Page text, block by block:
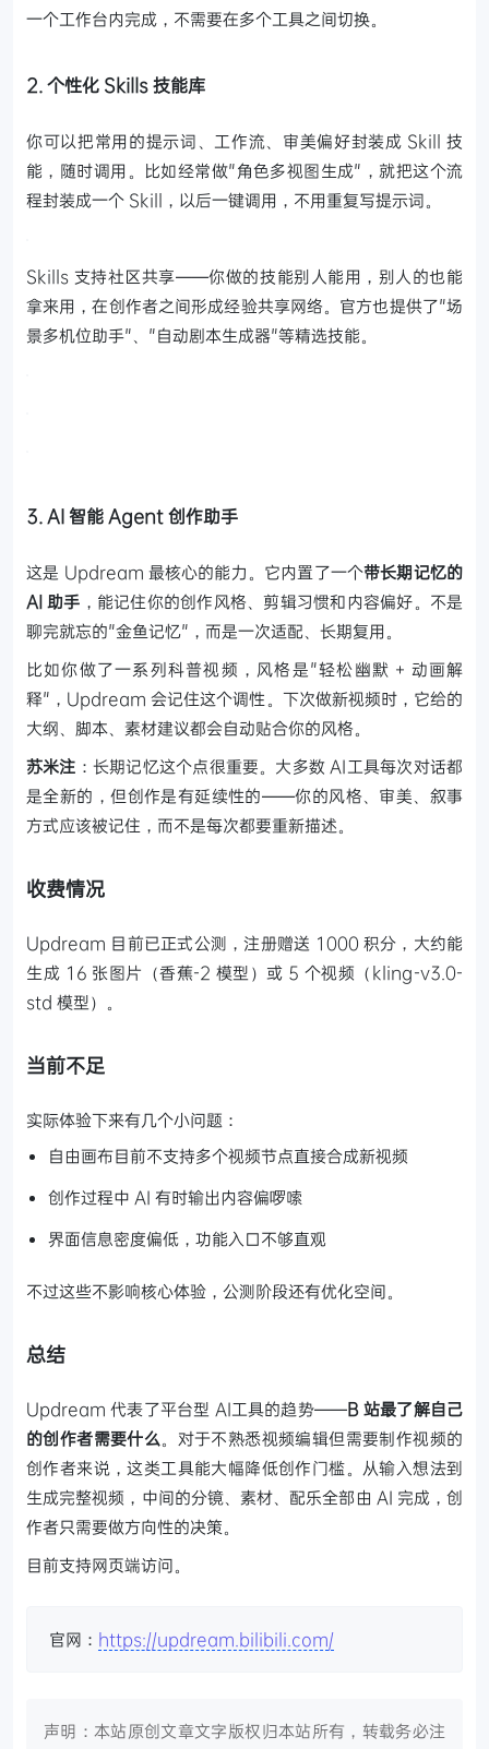
一个工作台内完成，不需要在多个工具之间切换。
2. 个性化 Skills 技能库
你可以把常用的提示词、工作流、审美偏好封装成 Skill 技
能，随时调用。比如经常做"角色多视图生成"，就把这个流
程封装成一个 Skill，以后一键调用，不用重复写提示词。
Skills 支持社区共享——你做的技能别人能用，别人的也能
拿来用，在创作者之间形成经验共享网络。官方也提供了"场
景多机位助手"、"自动剧本生成器"等精选技能。
3. AI 智能 Agent 创作助手
这是 Updream 最核心的能力。它内置了一个带长期记忆的
AI 助手 ，能记住你的创作风格、剪辑习惯和内容偏好。不是
聊完就忘的"金鱼记忆"，而是一次适配、长期复用。
比如你做了一系列科普视频，风格是"轻松幽默 + 动画解
释"，Updream 会记住这个调性。下次做新视频时，它给的
大纲、脚本、素材建议都会自动贴合你的风格。
苏米注 ：长期记忆这个点很重要。大多数 AI工具每次对话都
是全新的，但创作是有延续性的——你的风格、审美、叙事
方式应该被记住，而不是每次都要重新描述。
收费情况
Updream 目前已正式公测，注册赠送 1000 积分，大约能
生成 16 张图片（香蕉-2 模型）或 5 个视频（kling-v3.0-
std 模型）。
当前不足
实际体验下来有几个小问题：
自由画布目前不支持多个视频节点直接合成新视频
创作过程中 AI 有时输出内容偏啰嗦
界面信息密度偏低，功能入口不够直观
不过这些不影响核心体验，公测阶段还有优化空间。
总结
Updream 代表了平台型 AI工具的趋势——B 站最了解自己
的创作者需要什么 。对于不熟悉视频编辑但需要制作视频的
创作者来说，这类工具能大幅降低创作门槛。从输入想法到
生成完整视频，中间的分镜、素材、配乐全部由 AI 完成，创
作者只需要做方向性的决策。
目前支持网页端访问。
官网： https://updream.bilibili.com/
声明：本站原创文章文字版权归本站所有，转载务必注